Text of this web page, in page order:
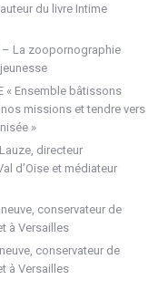
du livre Intime
– La zoopornographie
« Ensemble bâtissons
nos missions et tendre vers
»
directeur
d’Oise et médiateur
conservateur de
à Versailles
conservateur de
à Versailles